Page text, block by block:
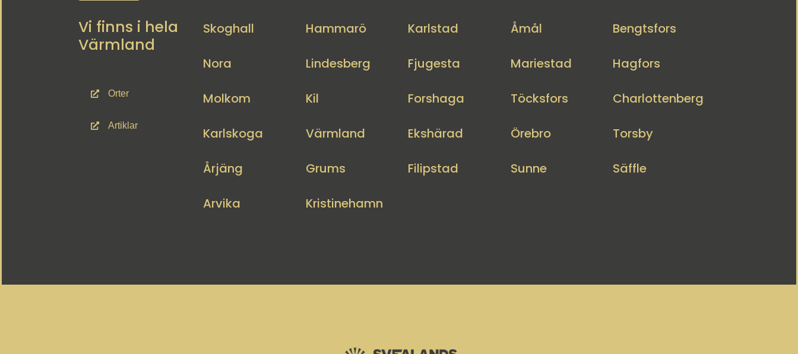
Vi finns i hela
Värmland
Orter
Artiklar
Skoghall Hammarö Karlstad Åmål Bengtsfors
Nora Lindesberg Fjugesta Mariestad Hagfors
Molkom Kil Forshaga Töcksfors Charlottenberg
Karlskoga Värmland Ekshärad Örebro Torsby
Årjäng Grums Filipstad Sunne Säffle
Arvika Kristinehamn